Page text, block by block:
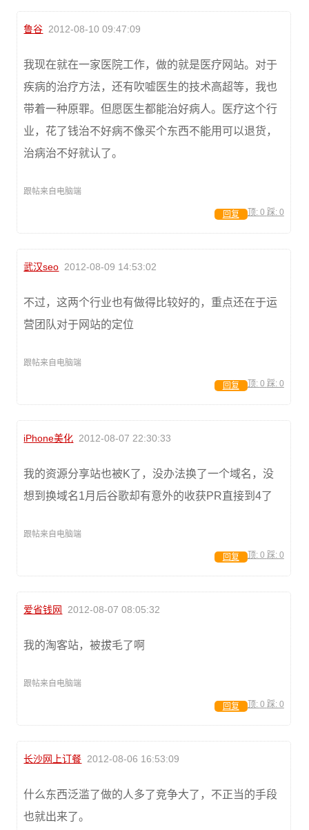
鲁谷 2012-08-10 09:47:09
我现在就在一家医院工作，做的就是医疗网站。对于
疾病的治疗方法，还有吹嘘医生的技术高超等，我也
带着一种原罪。但愿医生都能治好病人。医疗这个行
业，花了钱治不好病不像买个东西不能用可以退货，
治病治不好就认了。
跟帖来自电脑端
顶: 0 踩: 0
回复
武汉seo 2012-08-09 14:53:02
不过，这两个行业也有做得比较好的，重点还在于运
营团队对于网站的定位
跟帖来自电脑端
顶: 0 踩: 0
回复
iPhone美化 2012-08-07 22:30:33
我的资源分享站也被K了，没办法换了一个域名，没
想到换域名1月后谷歌却有意外的收获PR直接到4了
跟帖来自电脑端
顶: 0 踩: 0
回复
爱省钱网 2012-08-07 08:05:32
我的淘客站，被拔毛了啊
跟帖来自电脑端
顶: 0 踩: 0
回复
长沙网上订餐 2012-08-06 16:53:09
什么东西泛滥了做的人多了竞争大了，不正当的手段
也就出来了。